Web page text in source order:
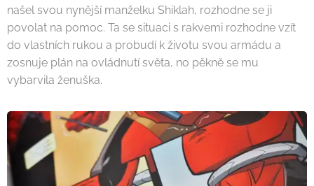
našel svou nynější manželku Shiklah, rozhodne se ji
povolat na pomoc. Ta se situaci s rakvemi rozhodne vzít
do vlastních rukou a probudí k životu svou armádu a
zosnuje plán na ovládnutí světa, no pěkně se mu
vybarvila ženuška.